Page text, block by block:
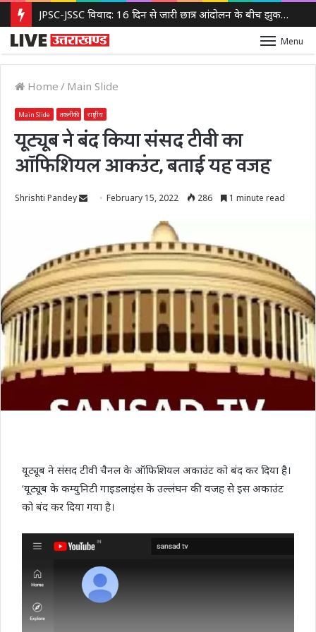
JPSC-JSSC विवाद: 16 दिन से जारी छात्र आंदोलन के बीच झुकती दिखी झारखंड सरकार, 14वीं JPSC PT रद्द करने पर विचार
Menu
Home / Main Slide
Main Slide तकनीकी राष्ट्रीय
यूट्यूब ने बंद किया संसद टीवी का
ऑफिशियल आकउंट, बताई यह वजह
Shrishti Pandey
SendFebruary 15, 2022 286 1 minute read
यूट्यूब ने संसद टीवी चैनल के ऑफिशियल अकाउंट को बंद कर दिया है।
‘यूट्यूब के कम्‍युनिटी गाइडलाइंस के उल्‍लंघन की वजह से इस अकाउंट
को बंद कर दिया गया है।